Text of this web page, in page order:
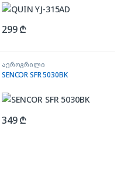
299₾
აეროგრილი
SENCOR SFR 5030BK
349₾